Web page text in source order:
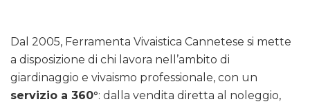
Dal 2005, Ferramenta Vivaistica Cannetese si mette
a disposizione di chi lavora nell’ambito di
giardinaggio e vivaismo professionale, con un
servizio a 360°: dalla vendita diretta al noleggio,